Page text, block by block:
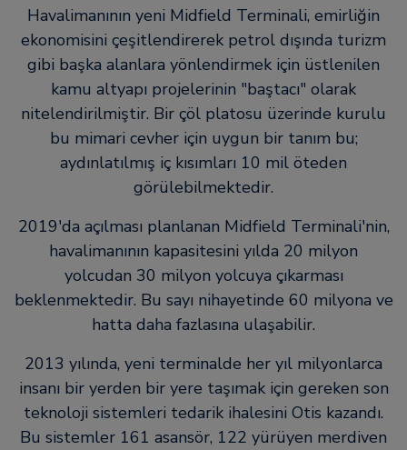
Havalimanının yeni Midfield Terminali, emirliğin
ekonomisini çeşitlendirerek petrol dışında turizm
gibi başka alanlara yönlendirmek için üstlenilen
kamu altyapı projelerinin "baştacı" olarak
nitelendirilmiştir. Bir çöl platosu üzerinde kurulu
bu mimari cevher için uygun bir tanım bu;
aydınlatılmış iç kısımları 10 mil öteden
görülebilmektedir.
2019'da açılması planlanan Midfield Terminali'nin,
havalimanının kapasitesini yılda 20 milyon
yolcudan 30 milyon yolcuya çıkarması
beklenmektedir. Bu sayı nihayetinde 60 milyona ve
hatta daha fazlasına ulaşabilir.
2013 yılında, yeni terminalde her yıl milyonlarca
insanı bir yerden bir yere taşımak için gereken son
teknoloji sistemleri tedarik ihalesini Otis kazandı.
Bu sistemler 161 asansör, 122 yürüyen merdiven